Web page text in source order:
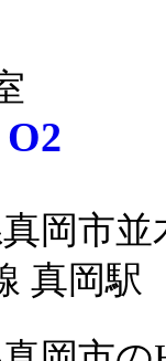
岡市並
真岡駅